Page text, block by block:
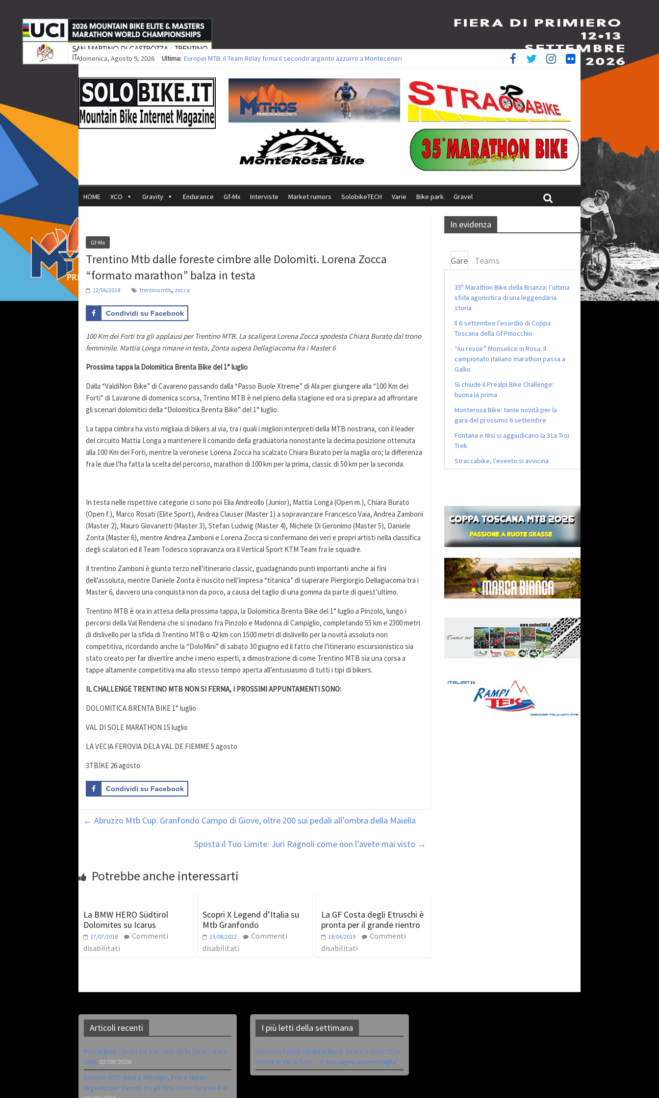
domenica, Agosto 9, 2026 Ultima: Europei MTB: il Team Relay firma il secondo argento azzurro a Monteceneri
Europei XCO: titoli a Aldridge, Frei e Hutter. Argento per Zanotti tra gli Elite. Corvi fora ed è 4^
Europei XCO: vittorie per Ghibaudo, Grossmann e Gallis. Signorelli 5^ la migliore tra gli italiani
35ª Marathon Bike della Brianza: l’ultima sfida agonistica di una leggendaria storia
HOME XCO Gravity Endurance Gf-Mx Interviste Market rumors SolobikeTECH Varie Bike park Gravel
Gf-Mx
Trentino Mtb dalle foreste cimbre alle Dolomiti. Lorena Zocca
“formato marathon” balza in testa
12/06/2018 trentino mtb, zocca
Condividi su Facebook
100 Km dei Forti tra gli applausi per Trentino MTB. La scaligera Lorena Zocca spodesta Chiara Burato dal trono
femminile. Mattia Longa rimane in testa, Zonta supera Dellagiacoma fra i Master 6
Prossima tappa la Dolomitica Brenta Bike del 1° luglio
Dalla “ValdiNon Bike” di Cavareno passando dalla “Passo Buole Xtreme” di Ala per giungere alla “100 Km dei
Forti” di Lavarone di domenica scorsa, Trentino MTB è nel pieno della stagione ed ora si prepara ad affrontare
gli scenari dolomitici della “Dolomitica Brenta Bike” del 1° luglio.
La tappa cimbra ha visto migliaia di bikers al via, tra i quali i migliori interpreti della MTB nostrana, con il leader
del circuito Mattia Longa a mantenere il comando della graduatoria nonostante la decima posizione ottenuta
alla 100 Km dei Forti, mentre la veronese Lorena Zocca ha scalzato Chiara Burato per la maglia oro; la differenza
fra le due l’ha fatta la scelta del percorso, marathon di 100 km per la prima, classic di 50 km per la seconda.
In testa nelle rispettive categorie ci sono poi Elia Andreollo (Junior), Mattia Longa (Open m.), Chiara Burato
(Open f.), Marco Rosati (Elite Sport), Andrea Clauser (Master 1) a sopravanzare Francesco Vaia, Andrea Zamboni
(Master 2), Mauro Giovanetti (Master 3), Stefan Ludwig (Master 4), Michele Di Geronimo (Master 5), Daniele
Zonta (Master 6), mentre Andrea Zamboni e Lorena Zocca si confermano dei veri e propri artisti nella classifica
degli scalatori ed il Team Todesco sopravanza ora il Vertical Sport KTM Team fra le squadre.
Il trentino Zamboni è giunto terzo nell’itinerario classic, guadagnando punti importanti anche ai fini
dell’assoluta, mentre Daniele Zonta è riuscito nell’impresa “titanica” di superare Piergiorgio Dellagiacoma tra i
Master 6, davvero una conquista non da poco, a causa del taglio di una gomma da parte di quest’ultimo.
Trentino MTB è ora in attesa della prossima tappa, la Dolomitica Brenta Bike del 1° luglio a Pinzolo, lungo i
percorsi della Val Rendena che si snodano fra Pinzolo e Madonna di Campiglio, completando 55 km e 2300 metri
di dislivello per la sfida di Trentino MTB o 42 km con 1500 metri di dislivello per la novità assoluta non
competitiva, ricordando anche la “DoloMini” di sabato 30 giugno ed il fatto che l’itinerario escursionistico sia
stato creato per far divertire anche i meno esperti, a dimostrazione di come Trentino MTB sia una corsa a
tappe altamente competitiva ma allo stesso tempo aperta all’entusiasmo di tutti i tipi di bikers.
IL CHALLENGE TRENTINO MTB NON SI FERMA, I PROSSIMI APPUNTAMENTI SONO:
DOLOMITICA BRENTA BIKE 1° luglio
VAL DI SOLE MARATHON 15 luglio
LA VECIA FEROVIA DELA VAL DE FIEMME 5 agosto
3TBIKE 26 agosto
Condividi su Facebook
← Abruzzo Mtb Cup: Granfondo Campo di Giove, oltre 200 sui pedali all’ombra della Maiella
Sposta il Tuo Limite: Juri Ragnoli come non l’avete mai visto →
Potrebbe anche interessarti
La BMW HERO Südtirol
Dolomites su Icarus
17/07/2018
Commenti
disabilitati
Scopri X Legend d’Italia su
Mtb Granfondo
23/08/2022
Commenti
disabilitati
La GF Costa degli Etruschi è
pronta per il grande rientro
18/04/2019
Commenti
disabilitati
In evidenza
Gare Teams
35ª Marathon Bike della Brianza: l’ultima
sfida agonistica di una leggendaria
storia
Il 6 settembre l’esordio di Coppa
Toscana della Gf Pinocchio
“Au revoir” Monselice in Rosa. Il
campionato italiano marathon passa a
Gallio
Si chiude il Prealpi Bike Challenge:
buona la prima
Monterosa Bike: tante novità per la
gara del prossimo 6 settembre
Fontana e Nisi si aggiudicano la 31a Troi
Trek
Straccabike, l’evento si avvicina
Articoli recenti
Procedono i lavori sul tracciato della Straccabike
2026 03/08/2026
Europei XCO: titoli a Aldridge, Frei e Hutter.
Argento per Zanotti tra gli Elite. Corvi fora ed è 4^
I più letti della settimana
Eleonora Farina studia la Black Snake iridata: “Che
ricordi in Val di Sole… e ora sogno una medaglia”